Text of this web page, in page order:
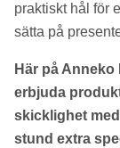
praktiskt hål för
sätta på
Här på
erbjuda
skicklighet
stund extra